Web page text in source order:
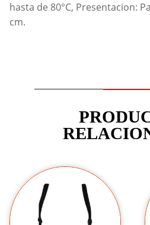
hasta de 80°C, Presentacion:
cm.